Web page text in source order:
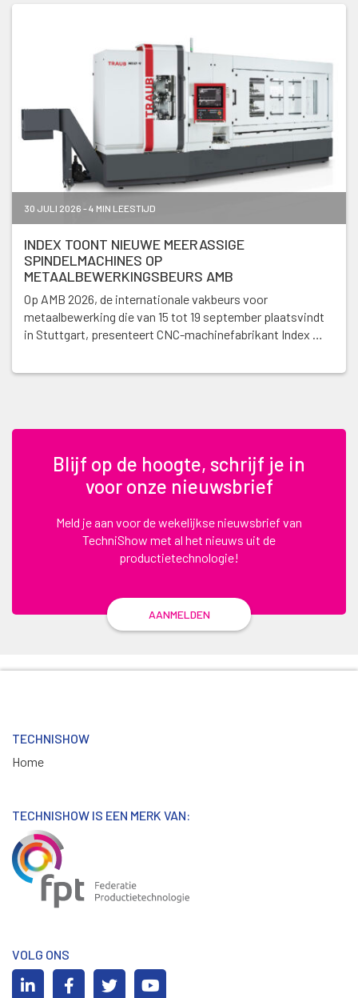
30 JULI 2026 - 4 MIN LEESTIJD
INDEX TOONT NIEUWE MEERASSIGE
SPINDELMACHINES OP
METAALBEWERKINGSBEURS AMB
Op AMB 2026, de internationale vakbeurs voor
metaalbewerking die van 15 tot 19 september plaatsvindt
in Stuttgart, presenteert CNC-machinefabrikant Index …
Blijf op de hoogte, schrijf je in
voor onze nieuwsbrief
Meld je aan voor de wekelijkse nieuwsbrief van
TechniShow met al het nieuws uit de
productietechnologie!
AANMELDEN
TECHNISHOW
Home
TECHNISHOW IS EEN MERK VAN:
VOLG ONS